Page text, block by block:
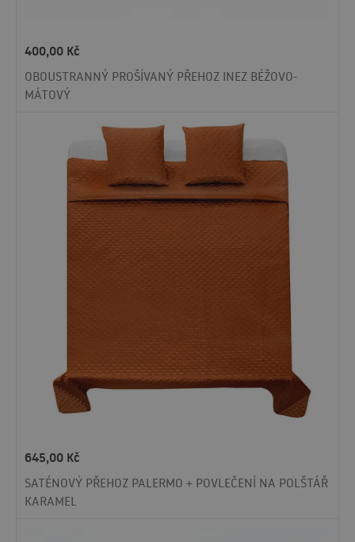
400,00 Kč
OBOUSTRANNÝ PROŠÍVANÝ PŘEHOZ INEZ BÉŽOVO-
MÁTOVÝ
645,00 Kč
SATÉNOVÝ PŘEHOZ PALERMO + POVLEČENÍ NA POLŠTÁŘ
KARAMEL